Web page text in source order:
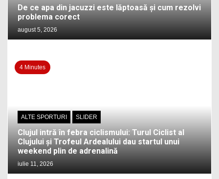
De ce apa din jacuzzi este lăptoasă și cum rezolvi
problema corect
august 5, 2026
4 Minutes
ALTE SPORTURI SLIDER
Clujul intră în febra ciclismului: Turul Ciclist al
Clujului și Trofeul Ardealului dau startul unui
weekend plin de adrenalină
iulie 11, 2026